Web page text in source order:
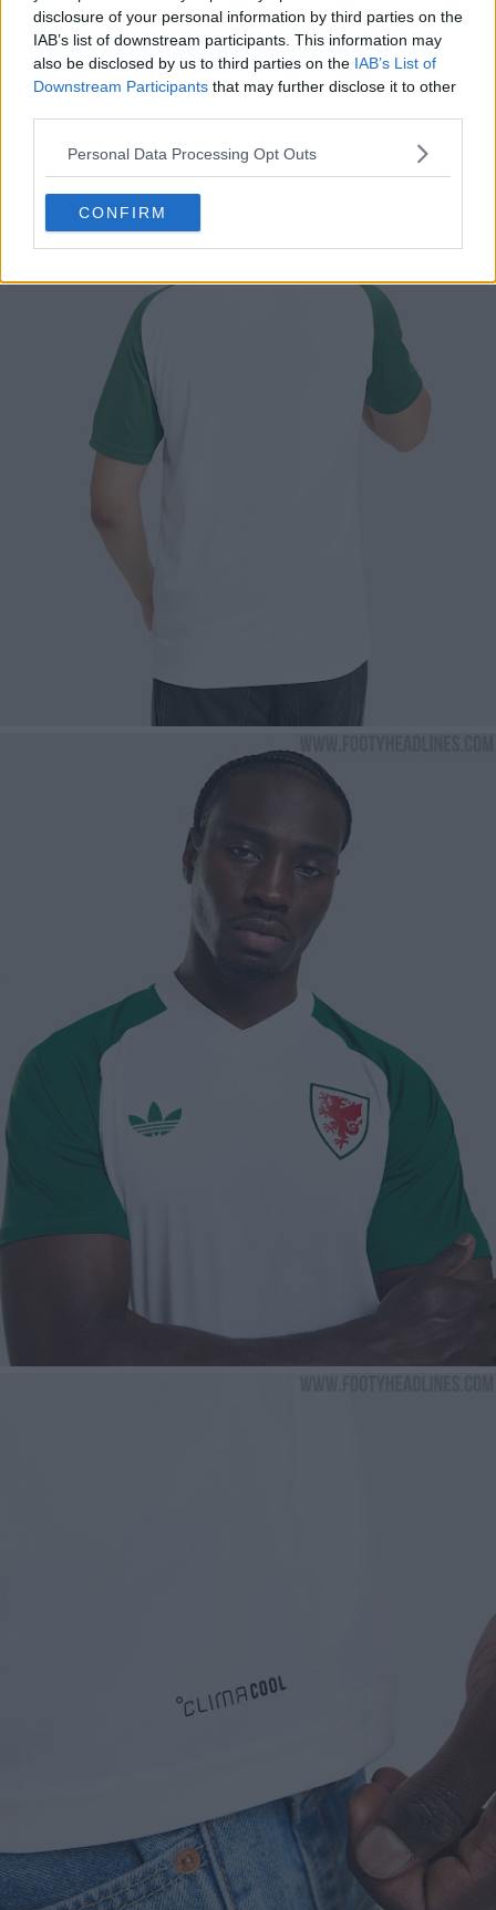
disclosure of your personal information by third parties on the
IAB’s list of downstream participants. This information may
also be disclosed by us to third parties on the IAB’s List of
Downstream Participants that may further disclose it to other
Personal Data Processing Opt Outs
CONFIRM